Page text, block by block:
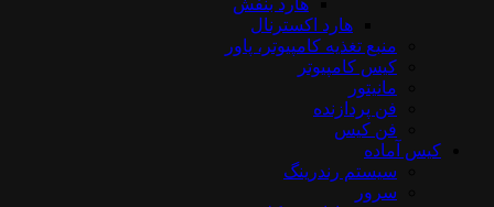
هارد بنفش
هارد اکسترنال
منبع تغذیه کامپیوتر، پاور
کیس کامپیوتر
مانیتور
فن پردازنده
فن کیس
کیس آماده
سیستم رندرینگ
سرور